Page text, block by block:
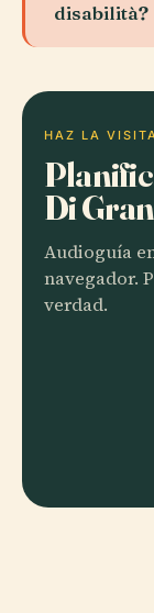
disabilità?
HAZ LA
Di
Audioguía
navegador.
verdad.